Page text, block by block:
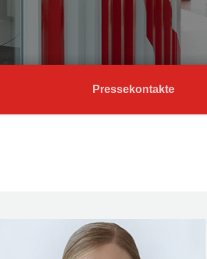
Pressekontakte